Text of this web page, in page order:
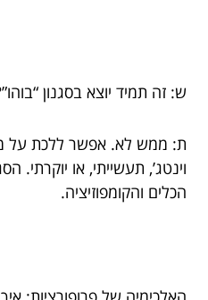
ש: זה תמיד יוצא בסגנון
ת: ממש לא. אפשר ללכת על
וינטג’, תעשייתי, או יוקרתי.
הכלים והקומפוזיציה.